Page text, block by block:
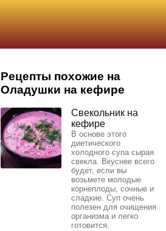
Рецепты похожие на
Оладушки на кефире
Свекольник на
кефире
В основе этого
диетического
холодного супа сырая
свекла. Вкуснее всего
будет, если вы
возьмете молодые
корнеплоды, сочные и
сладкие. Суп очень
полезен для очищения
организма и легко
готовится.